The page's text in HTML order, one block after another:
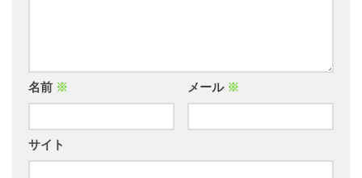
名前 ※ メール ※
サイト